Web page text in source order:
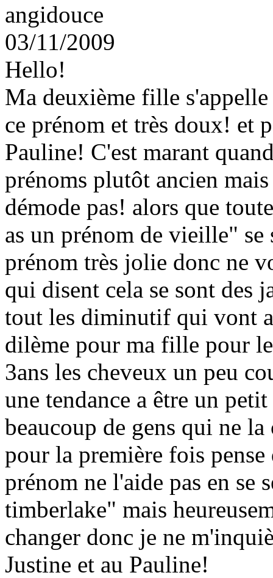
angidouce
03/11/2009
Hello!
Ma deuxième fille
ce prénom et très doux! et
Pauline! C'est marant
prénoms plutôt ancien
démode pas! alors que
as un prénom de vieille" se
prénom très jolie donc ne
qui disent cela se sont des
tout les diminutif qui vont
dilème pour ma fille pour
3ans les cheveux un peu
une tendance a être un
beaucoup de gens qui ne
pour la première fois
prénom ne l'aide pas en se
timberlake" mais
changer donc je ne
Justine et au Pauline!